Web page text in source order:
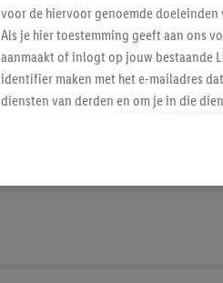
voor de hiervoor genoemde doeleinden
Als je hier toestemming geeft aan ons
aanmaakt of inlogt op jouw bestaande
identifier maken met het e-mailadres
diensten van derden en om je in die
Als je hiervoor toestemming geeft,
eerder interesse hebt getoond